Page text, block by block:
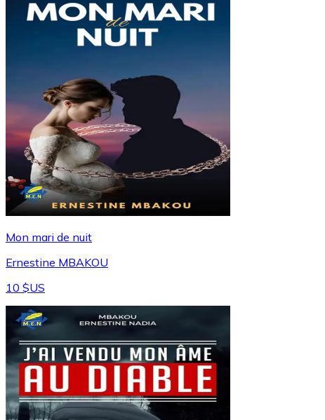
Mon mari de nuit
Ernestine MBAKOU
10 $US